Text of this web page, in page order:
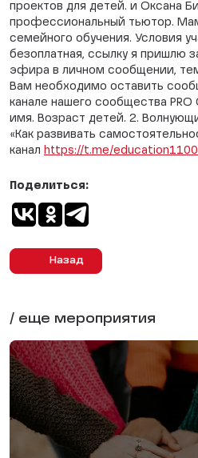
проектов для детей. и Оксана
профессиональный тьютор.
семейного обучения. Условия
безоплатная, ссылку я пришлю
эфира в личном сообщении,
Вам необходимо оставить
канале нашего сообщества
имя. Возраст детей. 2.
«Как развивать
канал https://t.me/
Назад
Поделиться:
/ еще мероприятия